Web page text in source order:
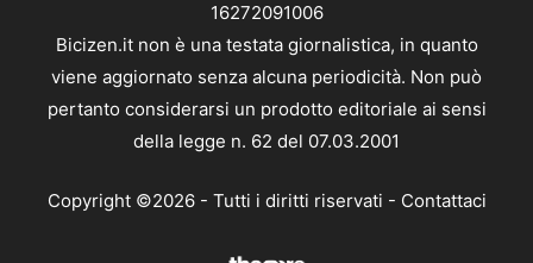
16272091006
Bicizen.it non è una testata giornalistica, in quanto
viene aggiornato senza alcuna periodicità. Non può
pertanto considerarsi un prodotto editoriale ai sensi
della legge n. 62 del 07.03.2001
Copyright ©2026 - Tutti i diritti riservati - Contattaci